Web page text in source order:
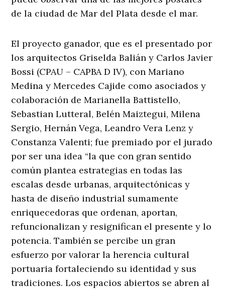
de la ciudad de Mar del Plata desde el mar.
El proyecto ganador, que es el presentado por
los arquitectos Griselda Balián y Carlos Javier
Bossi (CPAU – CAPBA D IV), con Mariano
Medina y Mercedes Cajide como asociados y
colaboración de Marianella Battistello,
Sebastian Lutteral, Belén Maiztegui, Milena
Sergio, Hernán Vega, Leandro Vera Lenz y
Constanza Valenti; fue premiado por el jurado
por ser una idea “la que con gran sentido
común plantea estrategias en todas las
escalas desde urbanas, arquitectónicas y
hasta de diseño industrial sumamente
enriquecedoras que ordenan, aportan,
refuncionalizan y resignifican el presente y lo
potencia. También se percibe un gran
esfuerzo por valorar la herencia cultural
portuaria fortaleciendo su identidad y sus
tradiciones. Los espacios abiertos se abren al